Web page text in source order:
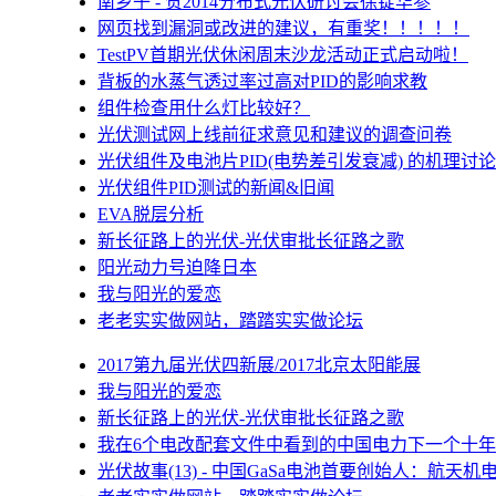
网页找到漏洞或改进的建议，有重奖！！！！！
TestPV首期光伏休闲周末沙龙活动正式启动啦！
背板的水蒸气透过率过高对PID的影响求教
组件检查用什么灯比较好？
光伏测试网上线前征求意见和建议的调查问卷
光伏组件及电池片PID(电势差引发衰减) 的机理讨论
光伏组件PID测试的新闻&旧闻
EVA脱层分析
新长征路上的光伏-光伏审批长征路之歌
阳光动力号迫降日本
我与阳光的爱恋
老老实实做网站，踏踏实实做论坛
2017第九届光伏四新展/2017北京太阳能展
我与阳光的爱恋
新长征路上的光伏-光伏审批长征路之歌
我在6个电改配套文件中看到的中国电力下一个十年
光伏故事(13) - 中国GaSa电池首要创始人：航天机